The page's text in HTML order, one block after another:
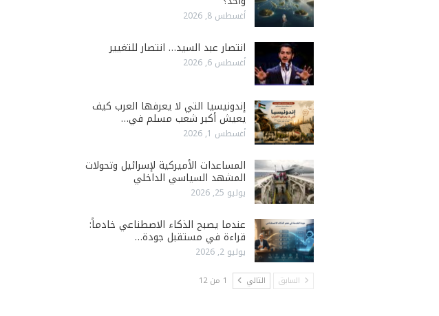
أغسطس 8, 2026
انتصار عبد السيد… انتصار للتغيير
أغسطس 6, 2026
إندونيسيا التي لا يعرفها العرب كيف
يعيش أكبر شعب مسلم في…
أغسطس 1, 2026
المساعدات الأميركية لإسرائيل وتحولات
المشهد السياسي الداخلي
يوليو 25, 2026
عندما يصبح الذكاء الاصطناعي خادماً:
قراءة في مستقبل جودة…
يوليو 2, 2026
السابق التالي 1 من 12